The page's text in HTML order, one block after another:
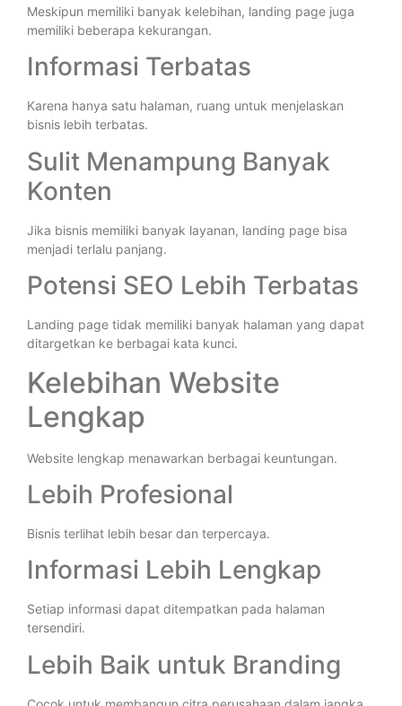
Meskipun memiliki banyak kelebihan, landing page juga
memiliki beberapa kekurangan.
Informasi Terbatas
Karena hanya satu halaman, ruang untuk menjelaskan
bisnis lebih terbatas.
Sulit Menampung Banyak
Konten
Jika bisnis memiliki banyak layanan, landing page bisa
menjadi terlalu panjang.
Potensi SEO Lebih Terbatas
Landing page tidak memiliki banyak halaman yang dapat
ditargetkan ke berbagai kata kunci.
Kelebihan Website
Lengkap
Website lengkap menawarkan berbagai keuntungan.
Lebih Profesional
Bisnis terlihat lebih besar dan terpercaya.
Informasi Lebih Lengkap
Setiap informasi dapat ditempatkan pada halaman
tersendiri.
Lebih Baik untuk Branding